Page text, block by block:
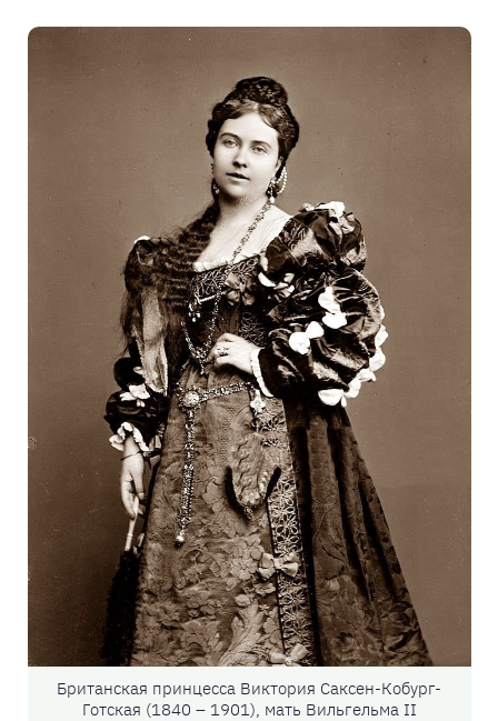
Британская принцесса Виктория Саксен-Кобург-
Готская (1840 – 1901), мать Вильгельма II